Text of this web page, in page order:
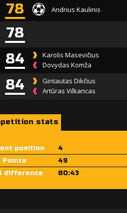
78 Andrius Kaulinis
78
84
Karolis Masevičius
Dovydas Komža
84
Gintautas Dikčius
Artūras Vilkancas
stats
position
4
Points
49
difference 80:43